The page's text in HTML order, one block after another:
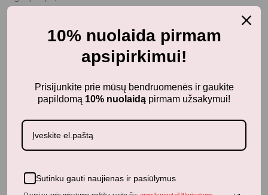
Aukštis (cm) 20,00
Pakuotės matmenys
Ilgis (cm) 7,50
Plotis (cm) 7,50
Svoris (gramais) 310,00
10% nuolaida pirmam
apsipirkimui!
Prisijunkite prie mūsų bendruomenės ir gaukite
papildomą 10% nuolaidą pirmam užsakymui!
Sutinku gauti naujienas ir pasiūlymus